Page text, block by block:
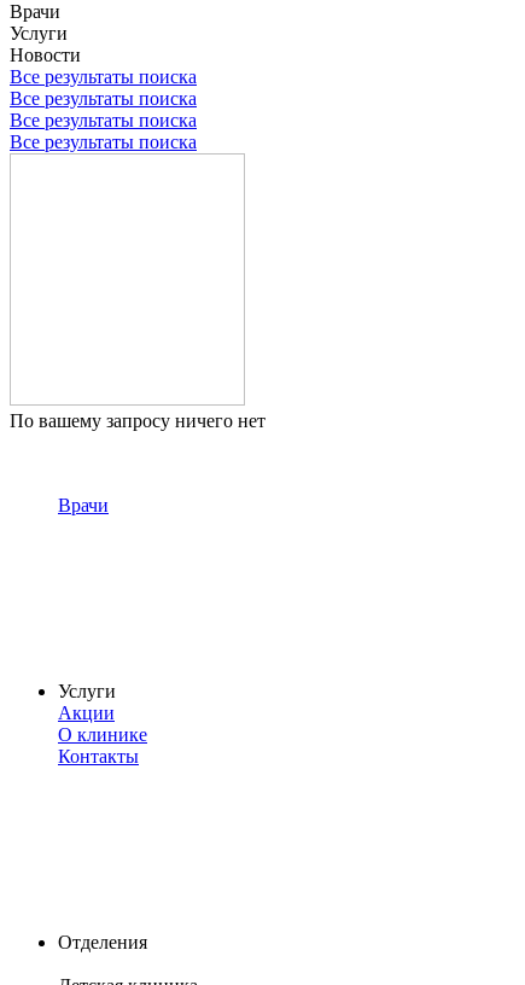
Врачи
Услуги
Новости
Все результаты поиска
Все результаты поиска
Все результаты поиска
Все результаты поиска
По вашему запросу ничего нет
Врачи
Услуги
Акции
О клинике
Контакты
Отделения